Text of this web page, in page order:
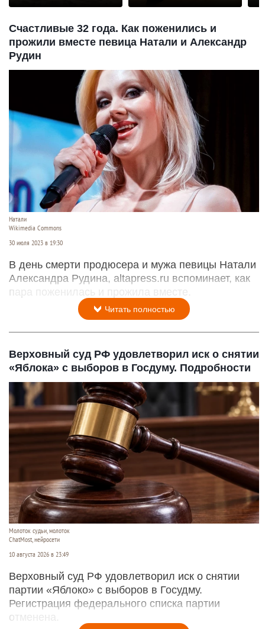
Счастливые 32 года. Как поженились и
прожили вместе певица Натали и Александр
Рудин
Натали
Wikimedia Commons
30 июля 2023 в 19:30
В день смерти продюсера и мужа певицы Натали
Александра Рудина, altapress.ru вспоминает, как
пара поженилась и прожила вместе.
Читать полностью
Верховный суд РФ удовлетворил иск о снятии
«Яблока» с выборов в Госдуму. Подробности
Молоток судьи, молоток
ChatMost, нейросети
10 августа 2026 в 23:49
Верховный суд РФ удовлетворил иск о снятии
партии «Яблоко» с выборов в Госудму.
Регистрация федерального списка партии
отменена.